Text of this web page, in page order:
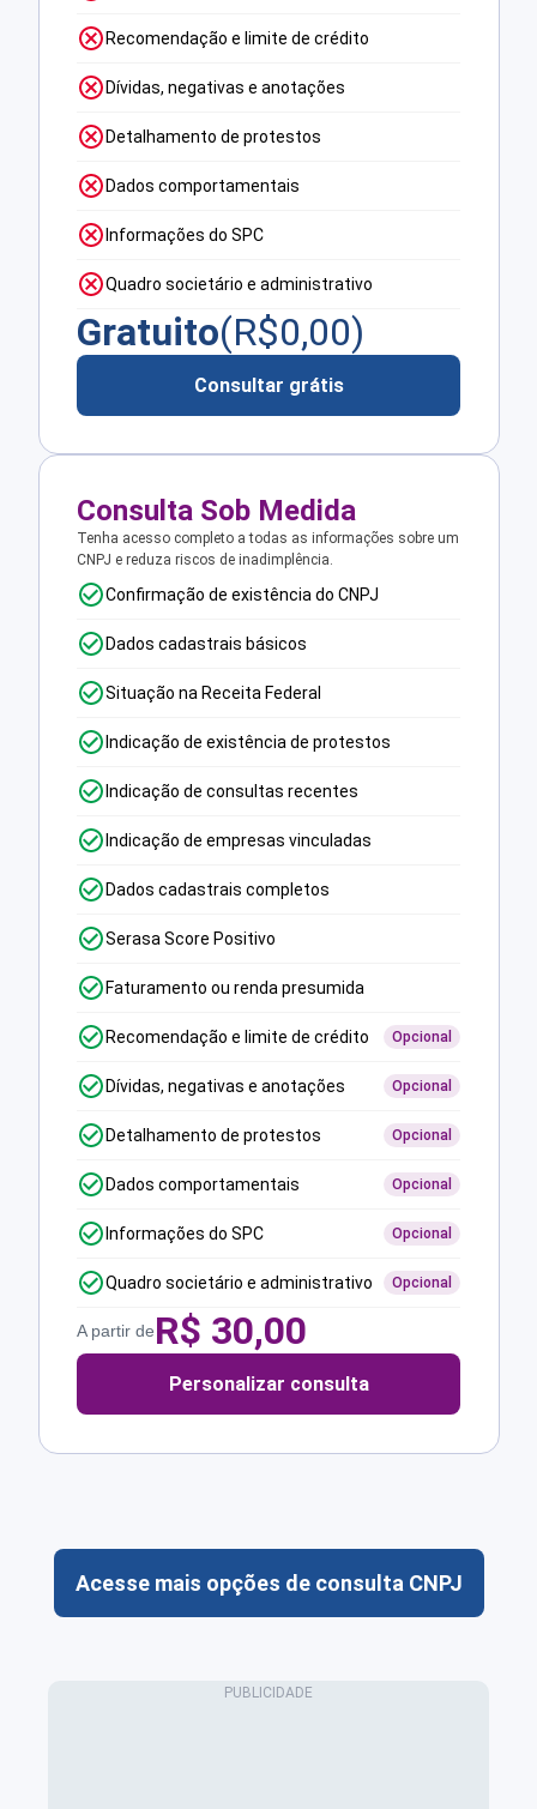
Recomendação e limite de crédito
Dívidas, negativas e anotações
Detalhamento de protestos
Dados comportamentais
Informações do SPC
Quadro societário e administrativo
Gratuito(R$0,00)
Consultar grátis
Consulta Sob Medida
Tenha acesso completo a todas as informações sobre um
CNPJ e reduza riscos de inadimplência.
Confirmação de existência do CNPJ
Dados cadastrais básicos
Situação na Receita Federal
Indicação de existência de protestos
Indicação de consultas recentes
Indicação de empresas vinculadas
Dados cadastrais completos
Serasa Score Positivo
Faturamento ou renda presumida
Recomendação e limite de crédito Opcional
Dívidas, negativas e anotações Opcional
Detalhamento de protestos Opcional
Dados comportamentais Opcional
Informações do SPC Opcional
Quadro societário e administrativo Opcional
A partir deR$ 30,00
Personalizar consulta
Acesse mais opções de consulta CNPJ